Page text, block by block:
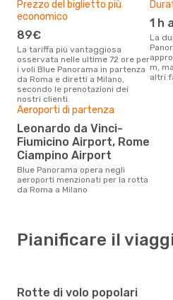
Prezzo del biglietto più
economico
89€
La tariffa più vantaggiosa
osservata nelle ultime 72 ore per
i voli Blue Panorama in partenza
da Roma e diretti a Milano,
secondo le prenotazioni dei
nostri clienti.
1
La durata del volo Blue
m,
altri
Aeroporti di partenza
Leonardo da Vinci-
Fiumicino Airport, Rome
Ciampino Airport
Blue Panorama opera negli
aeroporti menzionati per la rotta
da Roma a Milano
Pianificare il
Rotte di volo popolari